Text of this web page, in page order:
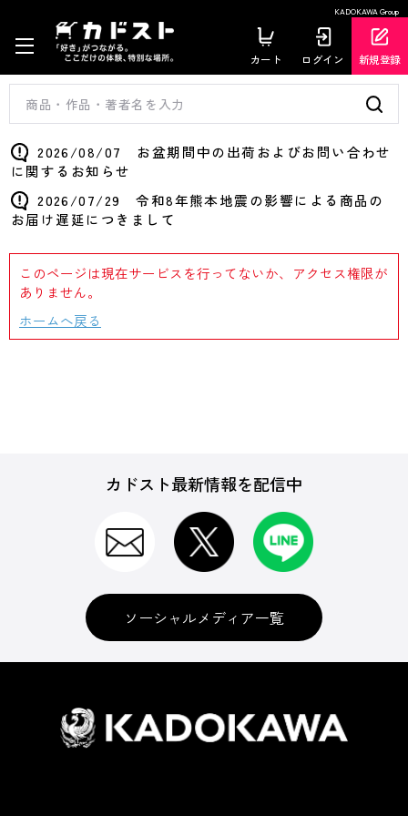
KADOKAWA Group
カート ログイン 新規登録
2026/08/07 お盆期間中の出荷およびお問い合わせ
に関するお知らせ
2026/07/29 令和8年熊本地震の影響による商品の
お届け遅延につきまして
このページは現在サービスを行ってないか、アクセス権限が
ありません。
ホームへ戻る
カドスト最新情報を配信中
ソーシャルメディア一覧